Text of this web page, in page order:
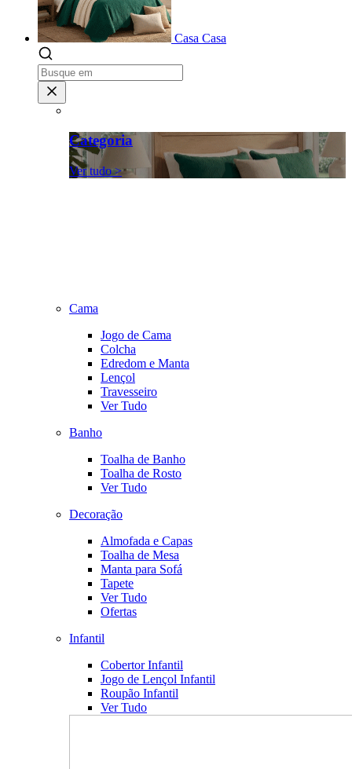
Casa Casa
Categoria
Ver tudo >
Cama
Jogo de Cama
Colcha
Edredom e Manta
Lençol
Travesseiro
Ver Tudo
Banho
Toalha de Banho
Toalha de Rosto
Ver Tudo
Decoração
Almofada e Capas
Toalha de Mesa
Manta para Sofá
Tapete
Ver Tudo
Ofertas
Infantil
Cobertor Infantil
Jogo de Lençol Infantil
Roupão Infantil
Ver Tudo